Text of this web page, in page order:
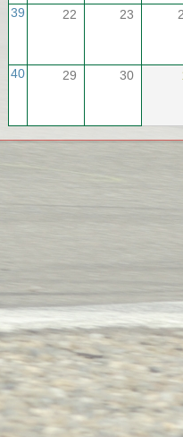
39 22 23
40 29 30